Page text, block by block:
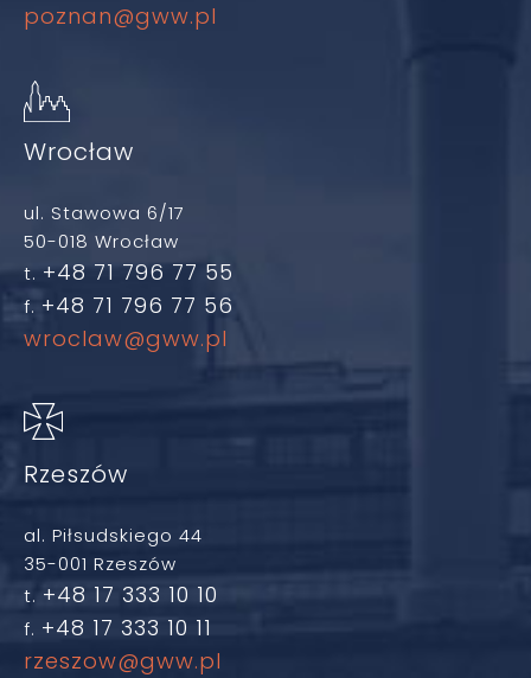
poznan@gww.pl
Wrocław
ul. Stawowa 6/17
50-018 Wrocław
t. +48 71 796 77 55
f. +48 71 796 77 56
wroclaw@gww.pl
Rzeszów
al. Piłsudskiego 44
35-001 Rzeszów
t. +48 17 333 10 10
f. +48 17 333 10 11
rzeszow@gww.pl